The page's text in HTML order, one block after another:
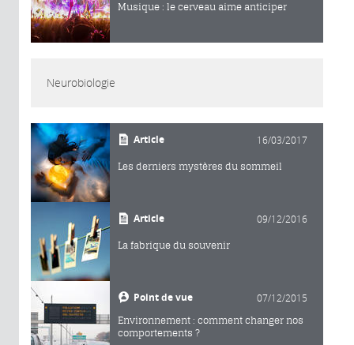
Musique : le cerveau aime anticiper
Neurobiologie
Article 16/03/2017
Les derniers mystères du sommeil
Article 09/12/2016
La fabrique du souvenir
Point de vue 07/12/2015
Environnement : comment changer nos
comportements ?